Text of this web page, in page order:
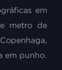
em
metro de
em punho.